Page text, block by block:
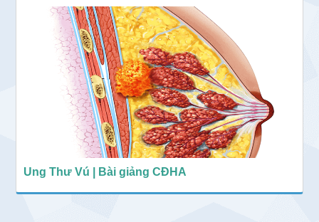
Ung Thư Vú | Bài giảng CĐHA